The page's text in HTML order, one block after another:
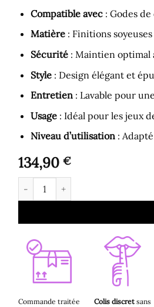
Compatible avec: Godes de
Matière: Finitions
Sécurité: Maintien optimal
Style: Design élégant et
Entretien: Lavable pour
Usage: Idéal pour les jeux
Niveau d’utilisation:
134,90 €
quantité de Gode Ceinture -
Commande traitée
Colis discret sans